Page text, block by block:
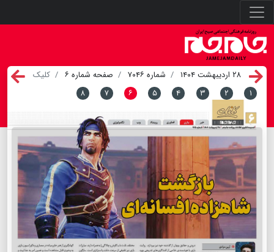
۲۸ اردیبهشت ۱۴۰۴ شماره ۷۰۴۶ صفحه شماره ۶
کلیک
۱
۲ ۳ ۴ ۵ ۶ ۷ ۸